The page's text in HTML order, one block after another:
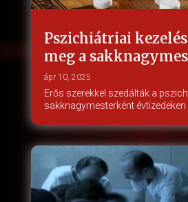
Pszichiátriai
meg a
ápr 10, 2025
Erős szerekkel szedálták a
sakknagymesterként évtizedeken